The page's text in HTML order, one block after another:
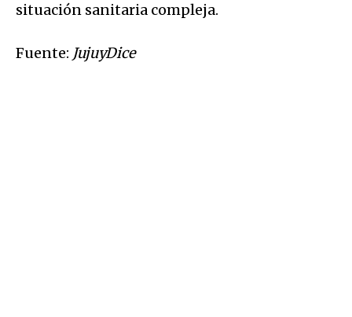
situación sanitaria compleja.
Fuente: JujuyDice